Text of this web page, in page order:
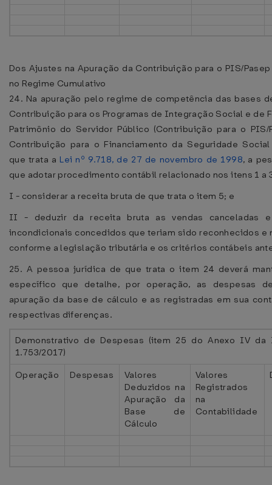
Dos Ajustes na Apuração da Contribuição para o PIS/
no Regime Cumulativo
24. Na apuração pelo regime de competência das bases
Contribuição para os Programas de Integração Social e de
Patrimônio do Servidor Público (Contribuição para o PIS/
Contribuição para o Financiamento da Seguridade
que trata a Lei nº 9.718, de 27 de novembro de 1998, a
que adotar procedimento contábil relacionado nos itens 1 a
I - considerar a receita bruta de que trata o item 5; e
II - deduzir da receita bruta as vendas canceladas
incondicionais concedidos que teriam sido reconhecidos e
conforme a legislação tributária e os critérios contábeis
25. A pessoa jurídica de que trata o item 24 deverá
específico que detalhe, por operação, as despesas
apuração da base de cálculo e as registradas em sua
respectivas diferenças.
Demonstrativo de Despesas (item 25 do Anexo IV da
1.753/2017)
Operação
Despesas
Valores
Deduzidos na
Apuração da
Base de
Cálculo
Valores
Registrados
na
Contabilidade